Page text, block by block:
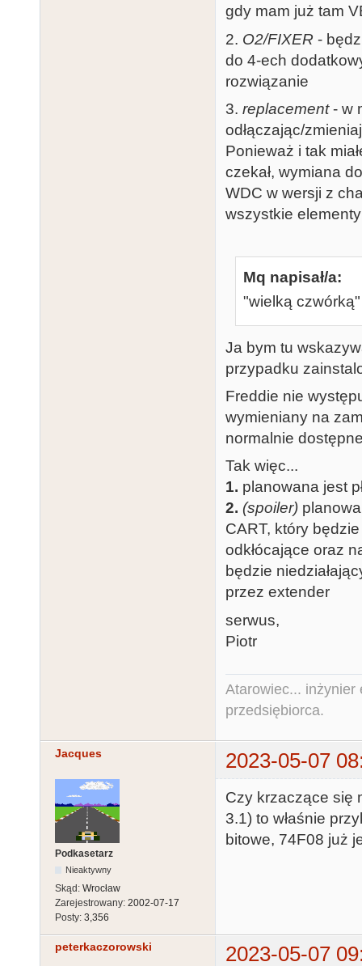
gdy mam już tam
2. O2/FIXER -
do 4-ech
rozwiązanie
3. replacement- w
odłączając/
Ponieważ i tak
czekał, wymiana
WDC w wersji z
wszystkie elementy
Mq napisał/a:
"wielką
Ja bym tu
przypadku
Freddie nie
wymieniany na
normalnie
Tak więc...
1. planowana jest
2. (spoiler)
CART, który
odkłócające oraz
będzie
przez extender
serwus,
Piotr
Atarowiec... inżynier
przedsiębiorca.
Jacques 2023-05-07
Podkasetarz
Nieaktywny
Skąd: Wrocław
Zarejestrowany: 2002-07-17
Posty: 3,356
Czy krzaczące się
3.1) to właśnie
bitowe, 74F08 już
peterkaczorowski 2023-05-07